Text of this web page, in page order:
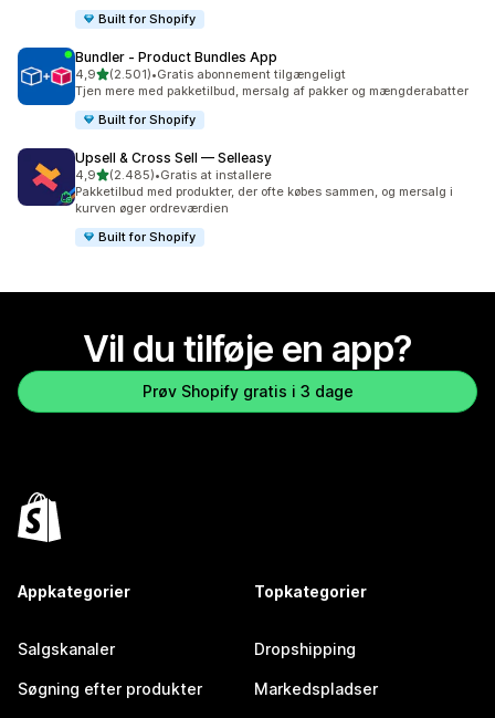
Built for Shopify
Bundler ‑ Product Bundles App
4,9ud af 5 stjerner
(2.501)
2501 anmeldelser i alt
•Gratis abonnement tilgængeligt
Tjen mere med pakketilbud, mersalg af pakker og mængderabatter
Built for Shopify
Upsell & Cross Sell — Selleasy
4,9ud af 5 stjerner
(2.485)
2485 anmeldelser i alt
•Gratis at installere
Pakketilbud med produkter, der ofte købes sammen, og mersalg i
kurven øger ordreværdien
Built for Shopify
Vil du tilføje en app?
Prøv Shopify gratis i 3 dage
Appkategorier
Salgskanaler
Søgning efter produkter
Topkategorier
Dropshipping
Markedspladser